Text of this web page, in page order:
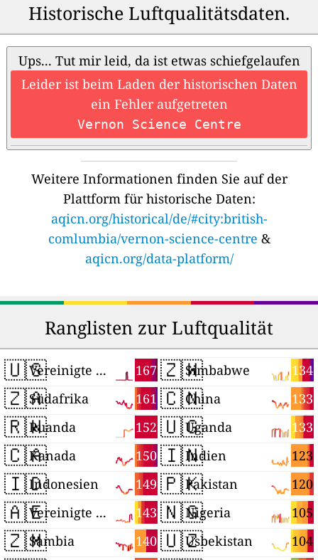
Historische Luftqualitätsdaten.
Ups... Tut mir leid, da ist etwas schiefgelaufen
Leider ist beim Laden der historischen Daten
ein Fehler aufgetreten
Vernon Science Centre
Weitere Informationen finden Sie auf der
Plattform für historische Daten:
aqicn.org/historical/de/#city:british-
comlumbia/vernon-science-centre &
aqicn.org/data-platform/
Ranglisten zur Luftqualität
🇺🇸 167
Vereinigte Staaten
🇿🇦 161
Südafrika
🇷🇼 152
Ruanda
🇨🇦 150
Kanada
🇮🇩 149
Indonesien
🇦🇪 143
Vereinigte Arabische Emirate
🇿🇲 140
Sambia
🇿🇼 134
Simbabwe
🇨🇳 133
China
🇺🇬 133
Uganda
🇮🇳 123
Indien
🇵🇰 120
Pakistan
🇳🇬 105
Nigeria
🇺🇿 104
Usbekistan